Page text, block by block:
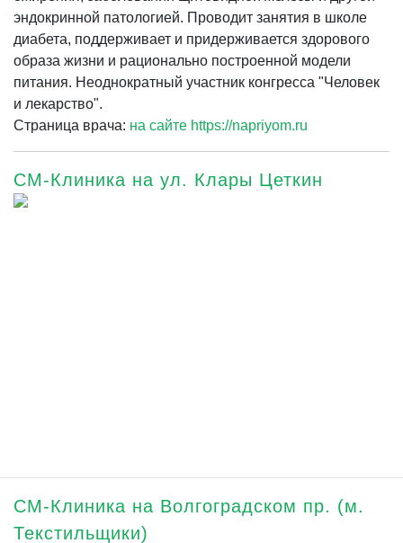
эндокринной патологией. Проводит занятия в школе
диабета, поддерживает и придерживается здорового
образа жизни и рационально построенной модели
питания. Неоднократный участник конгресса "Человек
и лекарство".
Страница врача: на сайте https://napriyom.ru
СМ-Клиника на ул. Клары Цеткин
СМ-Клиника на Волгоградском пр. (м.
Текстильщики)